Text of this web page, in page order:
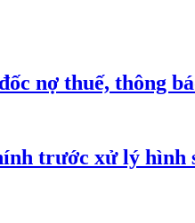
nợ thuế, thông
trước xử lý hình